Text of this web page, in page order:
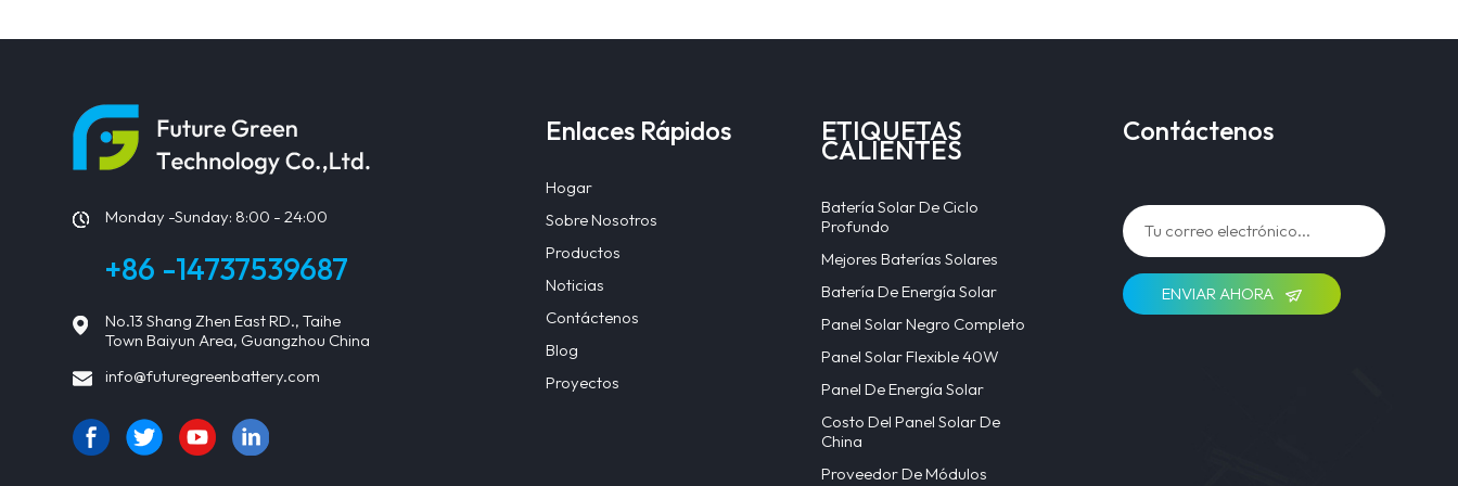
Monday -Sunday: 8:00 - 24:00
+86 -14737539687
No.13 Shang Zhen East RD., Taihe
Town Baiyun Area, Guangzhou China
info@futuregreenbattery.com
Enlaces Rápidos
Hogar
Sobre Nosotros
Productos
Noticias
Contáctenos
Blog
Proyectos
ETIQUETAS
CALIENTES
Batería Solar De Ciclo
Profundo
Mejores Baterías Solares
Batería De Energía Solar
Panel Solar Negro Completo
Panel Solar Flexible 40W
Panel De Energía Solar
Costo Del Panel Solar De
China
Proveedor De Módulos
Contáctenos
ENVIAR AHORA